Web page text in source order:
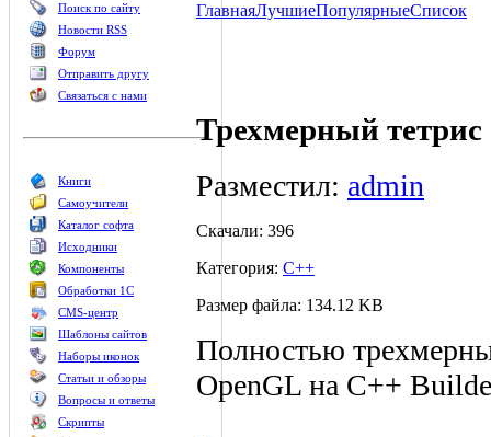
Поиск по сайту
Новости RSS
Форум
Отправить другу
Связаться с нами
Книги
Самоучители
Каталог софта
Исходники
Компоненты
Обработки 1С
CMS-центр
Шаблоны сайтов
Наборы иконок
Статьи и обзоры
Вопросы и ответы
Скрипты
ГлавнаяЛучшиеПопулярныеСписок
Трехмерный тетрис
Разместил: admin
Скачали: 396
Категория: C++
Размер файла: 134.12 KB
Полностью
OpenGL на C++